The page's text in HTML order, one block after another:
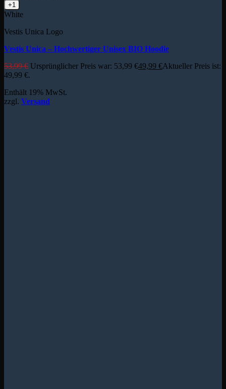
+1
White
Vestis Unica Logo
Vestis Unica – Hochwertiger Unisex BIO Hoodie
53,99€ Ursprünglicher Preis war: 53,99 €49,99 €Aktueller Preis ist:
49,99 €.
Enthält 19% MwSt.
zzgl. Versand